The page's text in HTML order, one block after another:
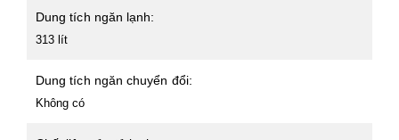
Dung tích ngăn lạnh:
313 lít
Dung tích ngăn chuyển đổi:
Không có